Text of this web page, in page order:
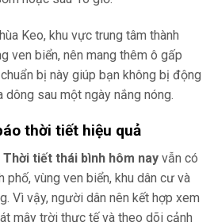
Keo, khu vực trung tâm thành
ven biển, nên mang thêm ô gấp
bị này giúp bạn không bị động
dông sau một ngày nắng nóng.
thời tiết hiệu quả
Thời tiết thái bình hôm nay vẫn có
phố, vùng ven biển, khu dân cư và
Vì vậy, người dân nên kết hợp xem
mây trời thực tế và theo dõi cảnh